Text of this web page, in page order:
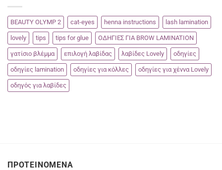
BEAUTY OLYMP 2 cat-eyes henna instructions lash lamination
lovely tips tips for glue ΟΔΗΓΙΕΣ ΓΙΑ BROW LAMINATION
γατίσιο βλέμμα επιλογή λαβίδας λαβίδες Lovely οδηγίες
οδηγίες lamination οδηγίες για κόλλες οδηγίες για χέννα Lovely
οδηγός για λαβίδες
ΠΡΟΤΕΙΝΌΜΕΝΑ